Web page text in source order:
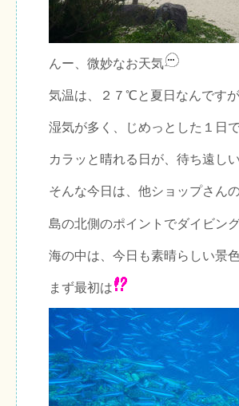
んー、微妙なお天気
気温は、２７℃と夏日なんですが
湿気が多く、じめっとした１日
カラッと晴れる日が、待ち遠し
そんな今日は、他ショップさん
島の北側のポイントでダイビン
海の中は、今日も素晴らしい景
まず最初は